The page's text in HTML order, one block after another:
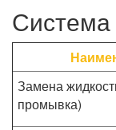
Замена
промывка)